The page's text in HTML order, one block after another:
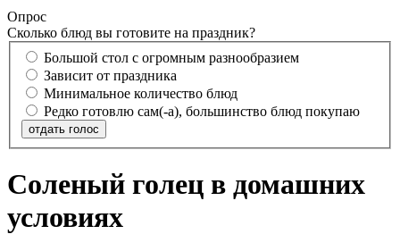
Опрос
Сколько блюд вы готовите на праздник?
Большой стол с огромным разнообразием
Зависит от праздника
Минимальное количество блюд
Редко готовлю сам(-а), большинство блюд покупаю
отдать голос
Соленый голец в домашних
условиях